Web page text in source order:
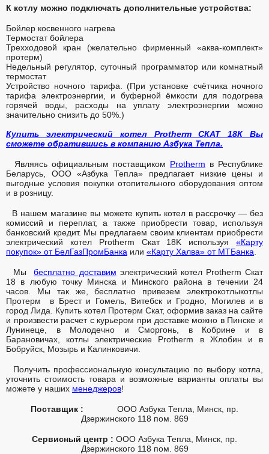
К котлу можно подключать дополнительные устройства:
Бойлер косвенного нагрева
Термостат бойлера
Трехходовой кран (желательно фирменный «аква-комплект»
протерм)
Недельный регулятор, суточный программатор или комнатный
термостат
Устройство ночного тарифа. (При установке счётчика ночного
тарифа электроэнергии, и буферной ёмкости для подогрева
горячей воды, расходы на уплату электроэнергии можно
значительно снизить до 50%.)
Купить электрический котел Protherm СКАТ 18К Вы
сможете обратившись в компанию Азбука Тепла.
Являясь официальным поставщиком Protherm в Республике
Беларусь, ООО «Азбука Тепла» предлагает низкие цены и
выгодные условия покупки отопительного оборудования оптом
и в розницу.
В нашем магазине вы можете купить котел в рассрочку — без
комиссий и переплат, а также приобрести товар, используя
банковский кредит. Мы предлагаем своим клиентам приобрести
электрический котел Protherm Скат 18K используя «Карту
покупок» от БелГазПромБанка или «Карту Халва» от МТБанка
Мыбесплатно доставим электрический котел Protherm Скат
18 в любую точку Минска и Минского района в течении 24
часов. Мы так же, бесплатно привезем электрокотлыкотлы
Протерм в Брест и Гомель, Витебск и Гродно, Могилев и в
город Лида. Купить котел Протерм Скат, оформив заказ на сайте
и произвести расчет с курьером при доставке можно в Пинске и
Лунинеце, в Молодечно и Сморгонь, в Кобрине и в
Барановичах, котлы электрические Protherm в Жлобин и в
Бобруйск, Мозырь и Калинковичи.
Получить профессиональную консультацию по выбору котла,
уточнить стоимость товара и возможные варианты оплаты вы
можете у наших менеджеров!
Поставщик : ООО Азбука Тепла, Минск, пр.
Дзержинского 118 пом. 869
Сервисный центр : ООО Азбука Тепла, Минск, пр.
Дзержинского 118 пом. 869